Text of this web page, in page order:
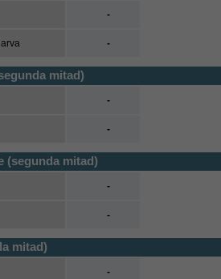
-
-
mitad)
-
-
(segunda mitad)
-
-
mitad)
-